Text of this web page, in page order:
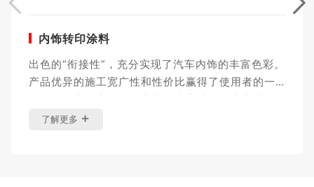
内饰转印涂料
出色的“衔接性”，充分实现了汽车内饰的丰富色彩。
产品优异的施工宽广性和性价比赢得了使用者的一
手机的装饰涂层。
了解更多 +